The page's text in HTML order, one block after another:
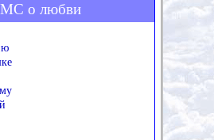
о любви